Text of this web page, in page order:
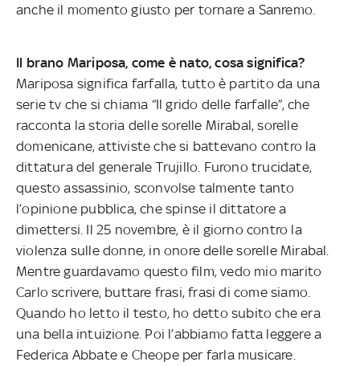
anche il momento giusto per tornare a Sanremo.
Il brano Mariposa, come è nato, cosa significa?
Mariposa significa farfalla, tutto è partito da una
serie tv che si chiama “Il grido delle farfalle”, che
racconta la storia delle sorelle Mirabal, sorelle
domenicane, attiviste che si battevano contro la
dittatura del generale Trujillo. Furono trucidate,
questo assassinio, sconvolse talmente tanto
l’opinione pubblica, che spinse il dittatore a
dimettersi. Il 25 novembre, è il giorno contro la
violenza sulle donne, in onore delle sorelle Mirabal.
Mentre guardavamo questo film, vedo mio marito
Carlo scrivere, buttare frasi, frasi di come siamo.
Quando ho letto il testo, ho detto subito che era
una bella intuizione. Poi l’abbiamo fatta leggere a
Federica Abbate e Cheope per farla musicare.